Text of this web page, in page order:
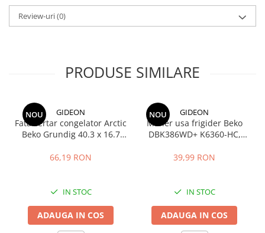
Review-uri(0)
PRODUSE SIMILARE
NOU GIDEON
Fata sertar congelator Arctic
Beko Grundig 40.3 x 16.7
C00911422
66,19 RON
IN STOC
ADAUGA IN COS
NOU GIDEON
Maner usa frigider Beko
DBK386WD+ K6360-HC,
39,99 RON
IN STOC
ADAUGA IN COS